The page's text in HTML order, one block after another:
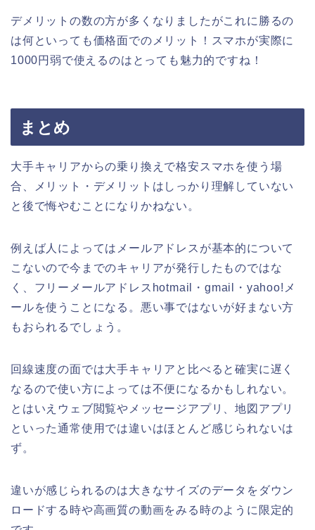
デメリットの数の方が多くなりましたがこれに勝るの
は何といっても価格面でのメリット！スマホが実際に
1000円弱で使えるのはとっても魅力的ですね！
まとめ
大手キャリアからの乗り換えで格安スマホを使う場
合、メリット・デメリットはしっかり理解していない
と後で悔やむことになりかねない。
例えば人によってはメールアドレスが基本的について
こないので今までのキャリアが発行したものではな
く、フリーメールアドレスhotmail・gmail・yahoo!メ
ールを使うことになる。悪い事ではないが好まない方
もおられるでしょう。
回線速度の面では大手キャリアと比べると確実に遅く
なるので使い方によっては不便になるかもしれない。
とはいえウェブ閲覧やメッセージアプリ、地図アプリ
といった通常使用では違いはほとんど感じられないは
ず。
違いが感じられるのは大きなサイズのデータをダウン
ロードする時や高画質の動画をみる時のように限定的